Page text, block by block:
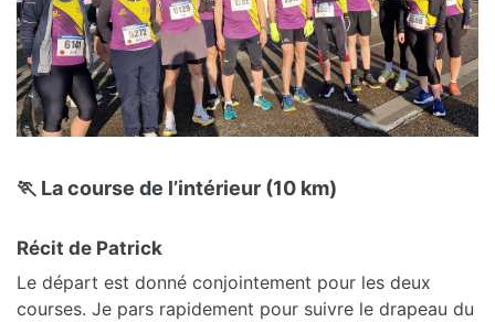
🏃 La course de l’intérieur (10 km)
Récit de Patrick
Le départ est donné conjointement pour les deux
courses. Je pars rapidement pour suivre le drapeau du